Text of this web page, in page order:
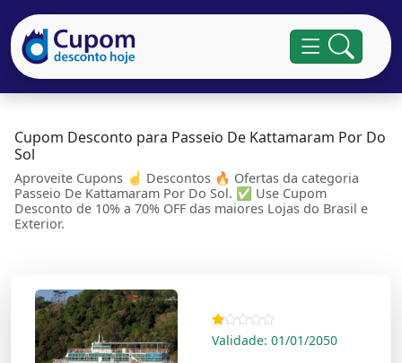
Cupom Desconto para Passeio De Kattamaram Por Do
Sol
Aproveite Cupons ☝ Descontos 🔥 Ofertas da categoria
Passeio De Kattamaram Por Do Sol. ✅ Use Cupom
Desconto de 10% a 70% OFF das maiores Lojas do Brasil e
Exterior.
Validade: 01/01/2050